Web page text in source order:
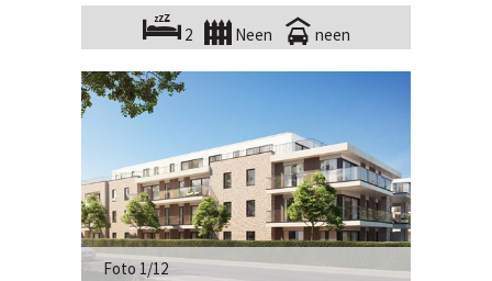
2 Neen neen
Foto 1/12